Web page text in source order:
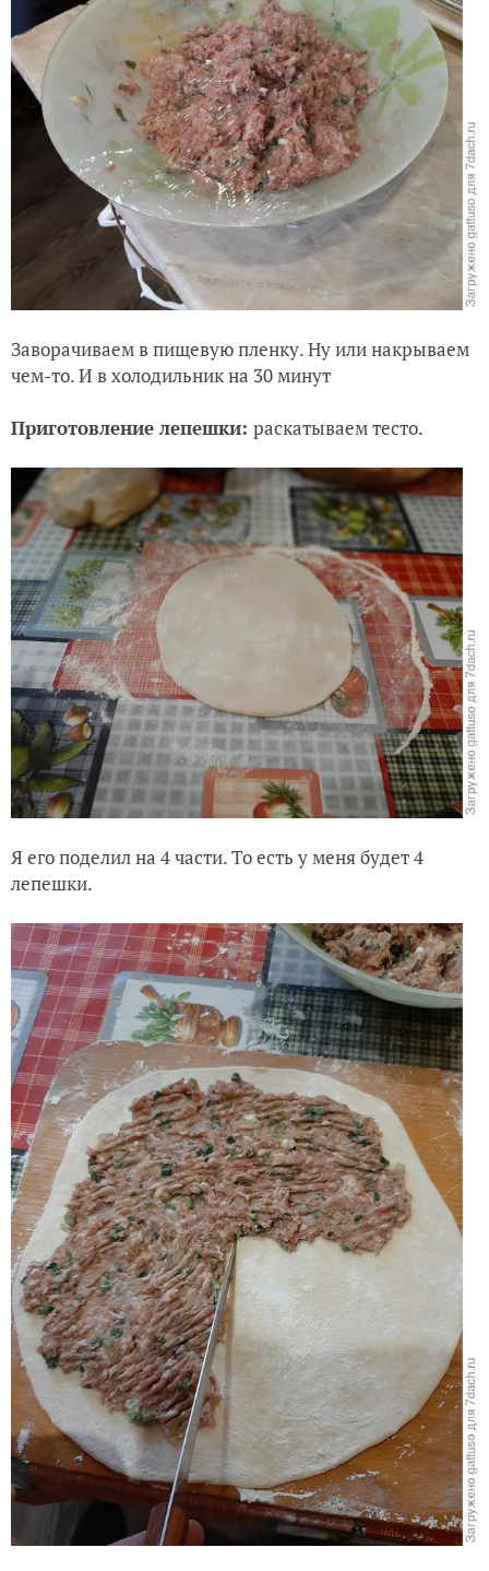
Заворачиваем в пищевую пленку. Ну или накрываем
чем-то. И в холодильник на 30 минут
Приготовление лепешки: раскатываем тесто.
Я его поделил на 4 части. То есть у меня будет 4
лепешки.